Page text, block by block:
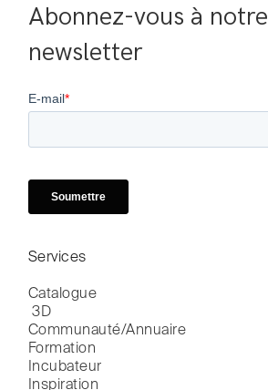
Abonnez-vous à notre
newsletter
Services
Catalogue
3D
Communauté/Annuaire
Formation
Incubateur
Inspiration